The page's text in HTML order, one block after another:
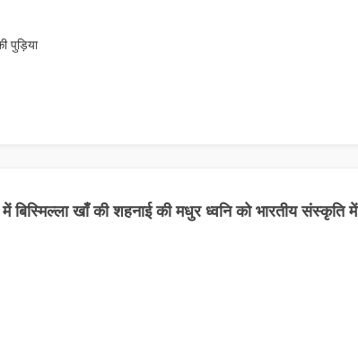
पुड़िया
बिस्मिल्ला खाँ की शहनाई की मधुर ध्वनि को भारतीय संस्कृति में